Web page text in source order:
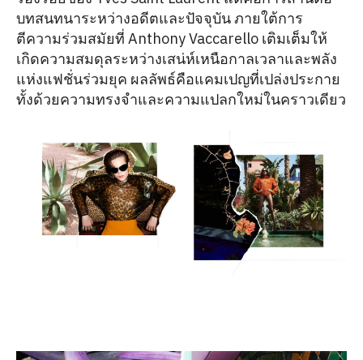
บทสนทนาระหว่างอดีตและปัจจุบัน ภายใต้การ
ตีความร่วมสมัยที่ Anthony Vaccarello เติมเต็มให้
เกิดความสมดุลระหว่างเสน่ห์เหนือกาลเวลาและพลัง
แห่งแฟชั่นร่วมยุค ผลลัพธ์คือแคมเปญที่เปล่งประกาย
ทั้งด้วยความทรงจำและความแปลกใหม่ในคราวเดียว